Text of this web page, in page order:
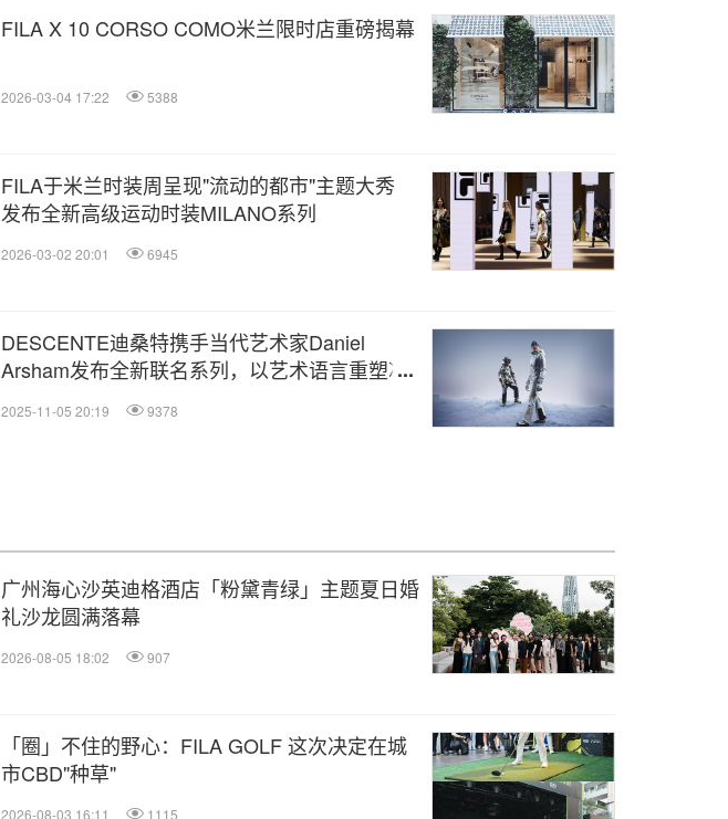
FILA X 10 CORSO COMO米兰限时店重磅揭幕
2026-03-04 17:22 5388
FILA于米兰时装周呈现"流动的都市"主题大秀
发布全新高级运动时装MILANO系列
2026-03-02 20:01 6945
DESCENTE迪桑特携手当代艺术家Daniel
Arsham发布全新联名系列，以艺术语言重塑冰
2025-11-05 20:19 9378
广州海心沙英迪格酒店「粉黛青绿」主题夏日婚
礼沙龙圆满落幕
2026-08-05 18:02 907
「圈」不住的野心：FILA GOLF 这次决定在城
市CBD"种草"
2026-08-03 16:11 1115